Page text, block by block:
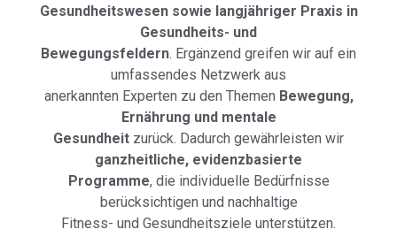
Gesundheitswesen sowie langjähriger Praxis in
Gesundheits- und
Bewegungsfeldern. Ergänzend greifen wir auf ein
umfassendes Netzwerk aus
anerkannten Experten zu den Themen Bewegung,
Ernährung und mentale
Gesundheit zurück. Dadurch gewährleisten wir
ganzheitliche, evidenzbasierte
Programme, die individuelle Bedürfnisse
berücksichtigen und nachhaltige
Fitness- und Gesundheitsziele unterstützen.